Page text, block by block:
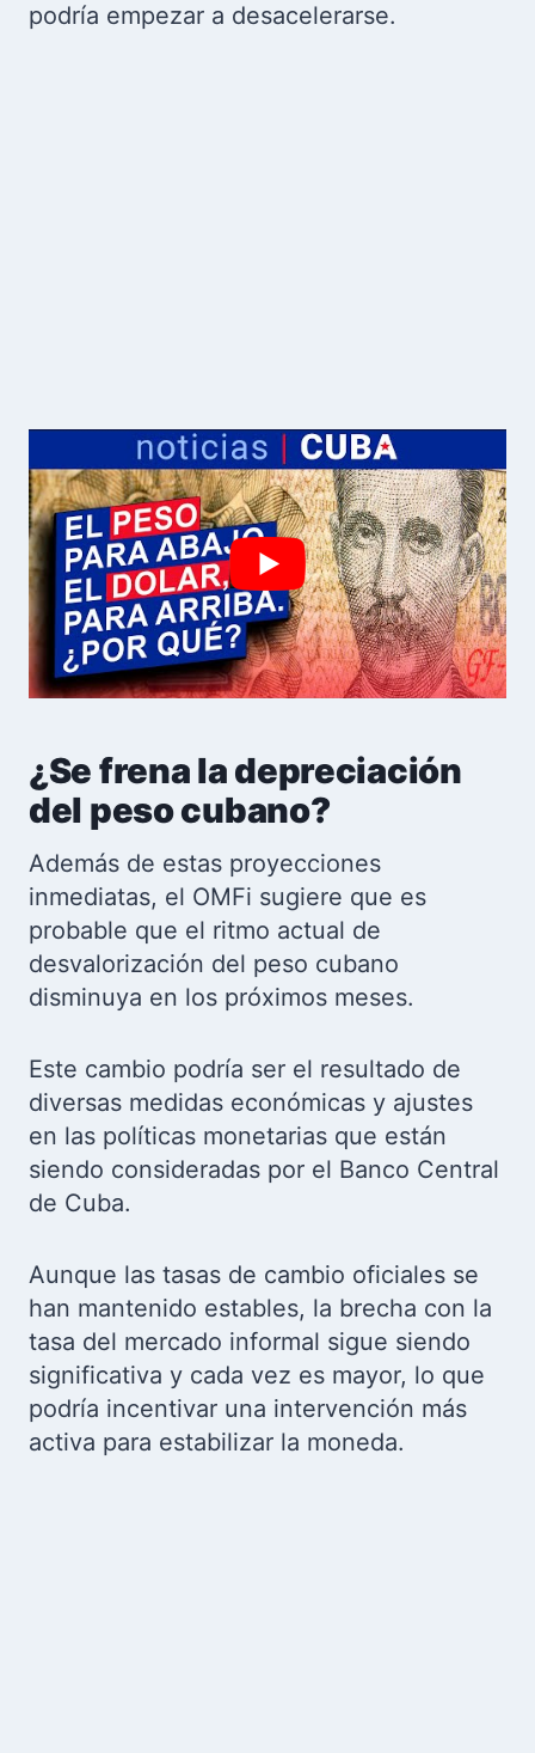
podría empezar a desacelerarse.
¿Se frena la depreciación
del peso cubano?
Además de estas proyecciones
inmediatas, el OMFi sugiere que es
probable que el ritmo actual de
desvalorización del peso cubano
disminuya en los próximos meses.
Este cambio podría ser el resultado de
diversas medidas económicas y ajustes
en las políticas monetarias que están
siendo consideradas por el Banco Central
de Cuba.
Aunque las tasas de cambio oficiales se
han mantenido estables, la brecha con la
tasa del mercado informal sigue siendo
significativa y cada vez es mayor, lo que
podría incentivar una intervención más
activa para estabilizar la moneda.